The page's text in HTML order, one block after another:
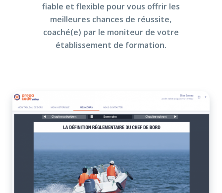
Financement
fiable et flexible pour vous offrir les
meilleures chances de réussite,
coaché(e) par le moniteur de votre
établissement de formation.